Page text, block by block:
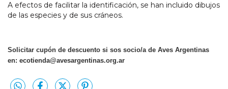
A efectos de facilitar la identificación, se han incluido dibujos
de las especies y de sus cráneos.
Solicitar cupón de descuento si sos socio/a de Aves Argentinas
en: ecotienda@avesargentinas.org.ar